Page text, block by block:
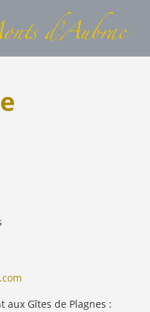
aux Gîtes de Plagnes :